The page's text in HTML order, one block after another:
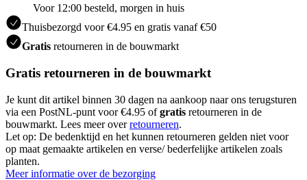
Voor 12:00 besteld, morgen in huis
Thuisbezorgd voor €4.95 en gratis vanaf €50
Gratis retourneren in de bouwmarkt
Gratis retourneren in de bouwmarkt
Je kunt dit artikel binnen 30 dagen na aankoop naar ons terugsturen
via een PostNL-punt voor €4.95 ofgratis retourneren in de
bouwmarkt. Lees meer overretourneren.
Let op: De bedenktijd en het kunnen retourneren gelden niet voor
op maat gemaakte artikelen en verse/ bederfelijke artikelen zoals
planten.
Meer informatie over de bezorging